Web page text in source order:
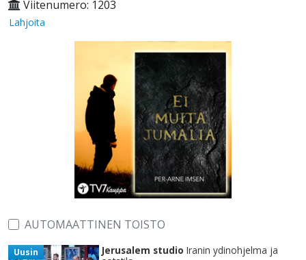
Viitenumero: 1203
Lahjoita
AUTOMAATTINEN TOISTO
Uusin Jerusalem studio Iranin ydinohjelma ja